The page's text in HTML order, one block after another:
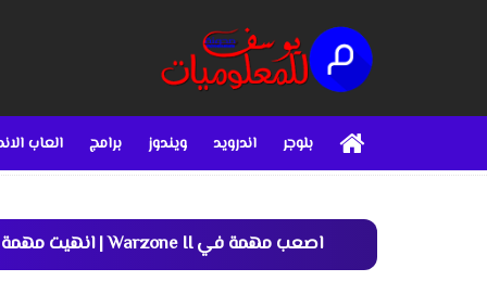
بلوجر اندرويد ويندوز برامج العاب
اصعب مهمة في Warzone II | انهيت مهمة مستحيلة Lone Hunter في Call of Duty Warzone 2 DMZ